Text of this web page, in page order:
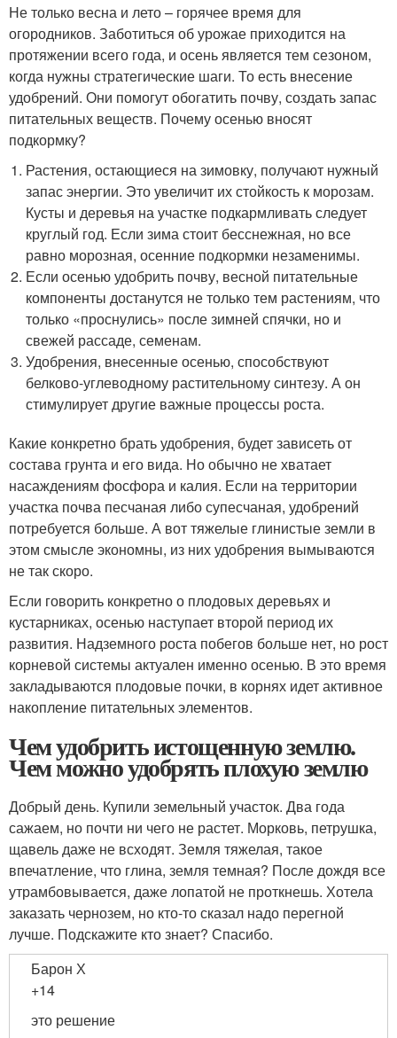
Не только весна и лето – горячее время для
огородников. Заботиться об урожае приходится на
протяжении всего года, и осень является тем сезоном,
когда нужны стратегические шаги. То есть внесение
удобрений. Они помогут обогатить почву, создать запас
питательных веществ. Почему осенью вносят
подкормку?
Растения, остающиеся на зимовку, получают нужный
запас энергии. Это увеличит их стойкость к морозам.
Кусты и деревья на участке подкармливать следует
круглый год. Если зима стоит бесснежная, но все
равно морозная, осенние подкормки незаменимы.
Если осенью удобрить почву, весной питательные
компоненты достанутся не только тем растениям, что
только «проснулись» после зимней спячки, но и
свежей рассаде, семенам.
Удобрения, внесенные осенью, способствуют
белково-углеводному растительному синтезу. А он
стимулирует другие важные процессы роста.
Какие конкретно брать удобрения, будет зависеть от
состава грунта и его вида. Но обычно не хватает
насаждениям фосфора и калия. Если на территории
участка почва песчаная либо супесчаная, удобрений
потребуется больше. А вот тяжелые глинистые земли в
этом смысле экономны, из них удобрения вымываются
не так скоро.
Если говорить конкретно о плодовых деревьях и
кустарниках, осенью наступает второй период их
развития. Надземного роста побегов больше нет, но рост
корневой системы актуален именно осенью. В это время
закладываются плодовые почки, в корнях идет активное
накопление питательных элементов.
Чем удобрить истощенную землю.
Чем можно удобрять плохую землю
Добрый день. Купили земельный участок. Два года
сажаем, но почти ни чего не растет. Морковь, петрушка,
щавель даже не всходят. Земля тяжелая, такое
впечатление, что глина, земля темная? После дождя все
утрамбовывается, даже лопатой не проткнешь. Хотела
заказать чернозем, но кто-то сказал надо перегной
лучше. Подскажите кто знает? Спасибо.
Барон Х
+14
это решение